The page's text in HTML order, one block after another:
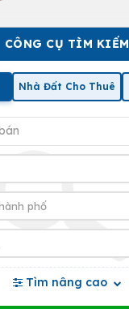
CÔNG CỤ TÌM KIẾM
Nhà Đất Cho Thuê
Tìm nâng cao